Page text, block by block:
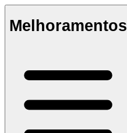
Melhoramentos